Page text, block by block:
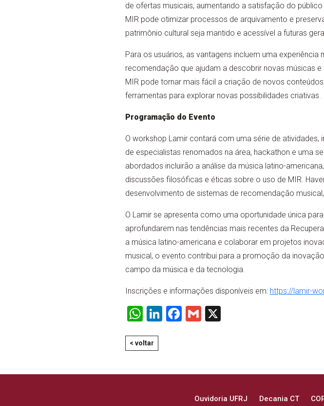
de ofertas musicais, aumentando a satisfação do
MIR pode otimizar processos de arquivamento e
patrimônio cultural seja mantido e acessível a futuras
Para os usuários, as vantagens incluem uma
recomendação que ajudam a descobrir novas músicas
MIR pode tornar mais fácil a criação de novos
ferramentas para explorar novas possibilidades criativas.
Programação do Evento
O workshop Lamir contará com uma série de
de especialistas renomados na área, hackathon e uma
abordados incluirão a análise da música latino-
discussões filosóficas e éticas sobre o uso de MIR.
desenvolvimento de sistemas de recomendação
O Lamir se apresenta como uma oportunidade única
aprofundarem nas tendências mais recentes da
a música latino-americana e colaborar em projetos
musical, o evento contribui para a promoção da
campo da música e da tecnologia.
Inscrições e informações disponíveis em: https://lamir-
WhatsApp
LinkedIn
Facebook
Gmail
< voltar
Ouvidoria UFRJ Decania CT